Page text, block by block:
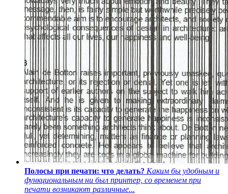
Полосы при печати: что делать? Каким бы удобным и
функциональным ни был принтер, со временем при
печати возникают различные...